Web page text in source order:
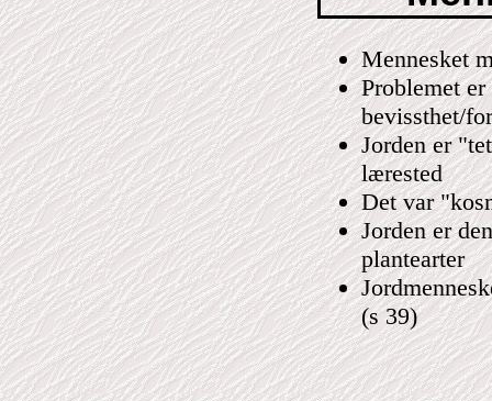
Mennesket
Problemet
bevissthet/
Jorden er
lærested
Det var
Jorden er
plantearter
(s 39)